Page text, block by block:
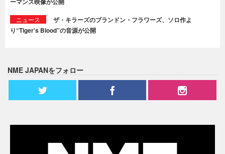
ニュース
ザ・キラーズのブランドン・フラワーズ、ソロ作よ
り“Tiger's Blood”の音源が公開
NME JAPANをフォロー